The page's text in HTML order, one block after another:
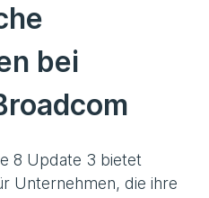
bei
8 Update 3 bietet
Unternehmen, die ihre